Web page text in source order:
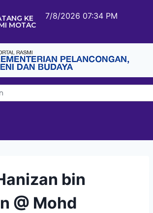
KE
MOTAC
7/8/2026 07:34 PM
bin
@ Mohd